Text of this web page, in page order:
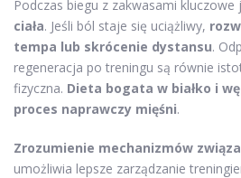
Podczas biegu z zakwasami kluczowe
ciała. Jeśli ból staje się uciążliwy,
tempa lub skrócenie dystansu.
regeneracja po treningu są równie
fizyczna. Dieta bogata w białko i
proces naprawczy mięśni.
Zrozumienie mechanizmów
umożliwia lepsze zarządzanie